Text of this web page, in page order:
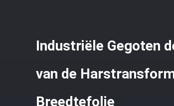
Industriële Gegoten
van de
Breedtefolie